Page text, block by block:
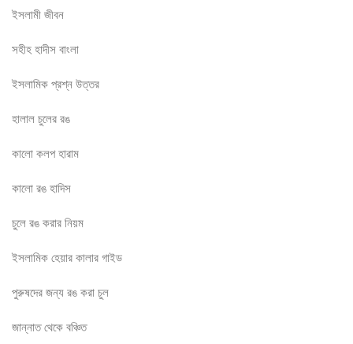
ইসলামী জীবন
সহীহ হাদীস বাংলা
ইসলামিক প্রশ্ন উত্তর
হালাল চুলের রঙ
কালো কলপ হারাম
কালো রঙ হাদিস
চুলে রঙ করার নিয়ম
ইসলামিক হেয়ার কালার গাইড
পুরুষদের জন্য রঙ করা চুল
জান্নাত থেকে বঞ্চিত